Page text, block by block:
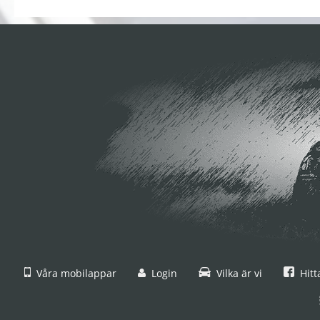
Våra mobilappar Login Vilka är vi